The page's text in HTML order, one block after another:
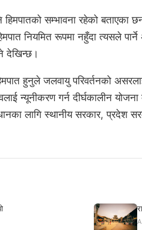
सम्भावना रहेको बताएका
नियमित रूपमा नहुँदा त्यसले
देखिन्छ।
हिमपात हुनुले जलवायु परिवर्तनको
न्यूनीकरण गर्न दीर्घकालीन
लागि स्थानीय सरकार, प्रदेश